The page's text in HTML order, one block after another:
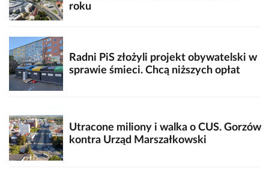
roku
Radni PiS złożyli projekt obywatelski w
sprawie śmieci. Chcą niższych opłat
Utracone miliony i walka o CUS. Gorzów
kontra Urząd Marszałkowski